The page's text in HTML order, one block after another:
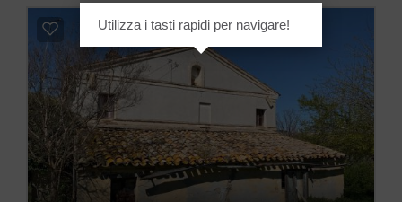
Utilizza i tasti rapidi per navigare!